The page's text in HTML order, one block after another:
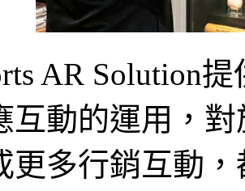
AR Solution
互動的運用，
更多行銷互動